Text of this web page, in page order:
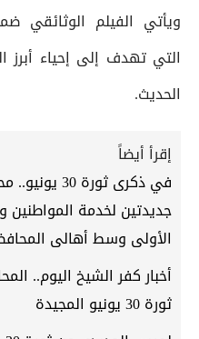
ويأتي الفيلم الوثائقي
التي تهدف إلى إحياء أبرز
الحديث.
إقرأ أيضاً
في ذكرى
جديدتين لخدمة المواطنين
الأولى وسط أهالى
أخبار كفر الشيخ اليوم..
ثورة 30 يونيو المجيدة